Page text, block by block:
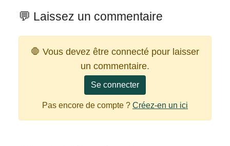
💬 Laissez un commentaire
🛑 Vous devez être connecté pour laisser
un commentaire.
Se connecter
Pas encore de compte ? Créez-en un ici